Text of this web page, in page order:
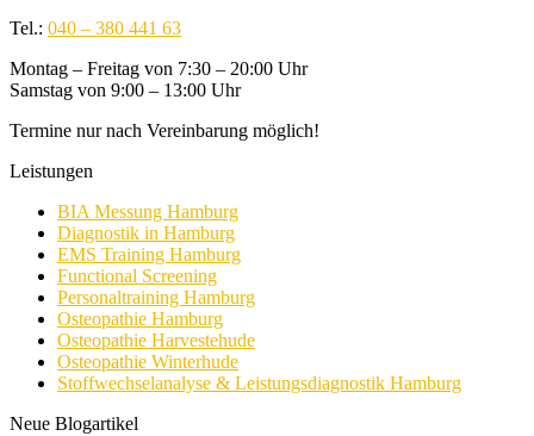
Tel.: 040 – 380 441 63
Montag – Freitag von 7:30 – 20:00 Uhr
Samstag von 9:00 – 13:00 Uhr
Termine nur nach Vereinbarung möglich!
Leistungen
BIA Messung Hamburg
Diagnostik in Hamburg
EMS Training Hamburg
Functional Screening
Personaltraining Hamburg
Osteopathie Hamburg
Osteopathie Harvestehude
Osteopathie Winterhude
Stoffwechselanalyse & Leistungsdiagnostik Hamburg
Neue Blogartikel